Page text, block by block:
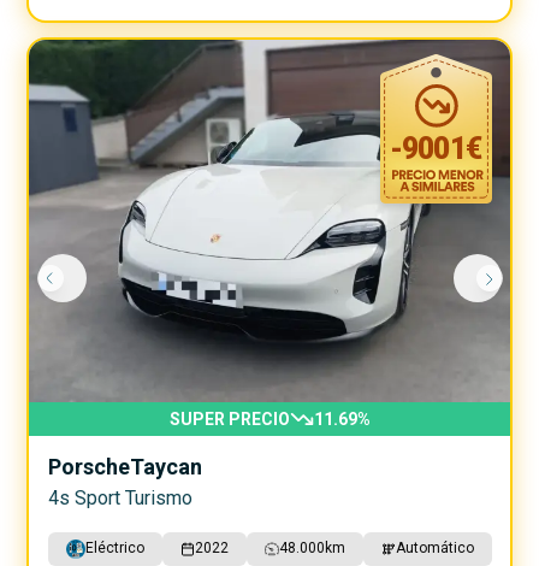
-9001€
SUPER PRECIO 11.69%
PorscheTaycan
4s Sport Turismo
Eléctrico 2022 48.000 km Automático